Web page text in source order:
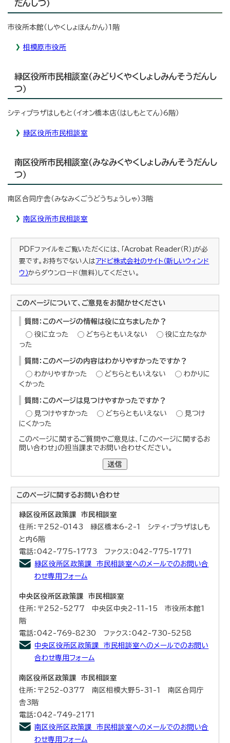
だんしつ）
市役所本館（しやくしょほんかん）1階
相模原市役所
緑区役所市民相談室（みどりくやくしょしみんそうだんし
つ）
シティプラザはしもと（イオン橋本店（はしもとてん）6階）
緑区役所市民相談室
南区役所市民相談室（みなみくやくしょしみんそうだんし
つ）
南区合同庁舎（みなみくごうどうちょうしゃ）3階
南区役所市民相談室
PDFファイルをご覧いただくには、「Acrobat Reader（R）」が必
要です。お持ちでない人はアドビ株式会社のサイト（新しいウィンド
ウ）からダウンロード（無料）してください。
このページについて、ご意見をお聞かせください
質問：このページの情報は役に立ちましたか？
役に立った
どちらともいえない
役に立たなか
った
質問：このページの内容はわかりやすかったですか？
わかりやすかった
どちらともいえない
わかりに
くかった
質問：このページは見つけやすかったですか？
見つけやすかった
どちらともいえない
見つけ
にくかった
このページに関するご質問やご意見は、「このページに関するお
問い合わせ」の担当課までお問い合わせください。
送信
このページに関するお問い合わせ
緑区役所区政策課 市民相談室
住所：〒252-0143 緑区橋本6-2-1 シティ・プラザはしも
と内6階
電話：042-775-1773 ファクス：042-775-1771
緑区役所区政策課 市民相談室へのメールでのお問い合
わせ専用フォーム
中央区役所区政策課 市民相談室
住所：〒252-5277 中央区中央2-11-15 市役所本館1
階
電話：042-769-8230 ファクス：042-730-5258
中央区役所区政策課 市民相談室へのメールでのお問い
合わせ専用フォーム
南区役所区政策課 市民相談室
住所：〒252-0377 南区相模大野5-31-1 南区合同庁
舎3階
電話：042-749-2171
南区役所区政策課 市民相談室へのメールでのお問い合
わせ専用フォーム